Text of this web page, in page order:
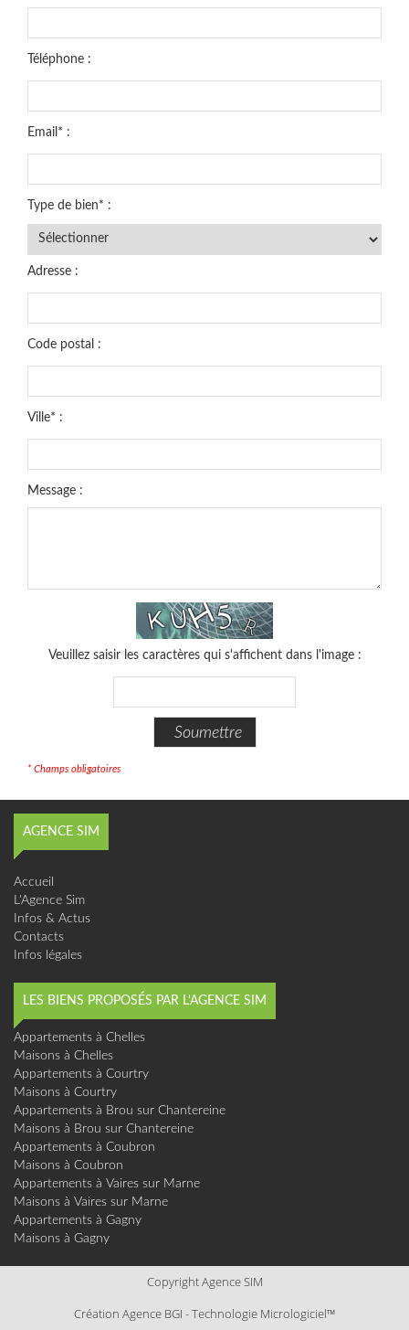
Téléphone :
Email* :
Type de bien* :
Adresse :
Code postal :
Ville* :
Message :
Veuillez saisir les caractères qui s'affichent dans l'image :
* Champs obligatoires
AGENCE SIM
Accueil
L'Agence Sim
Infos & Actus
Contacts
Infos légales
LES BIENS PROPOSÉS PAR L'AGENCE SIM
Appartements à Chelles
Maisons à Chelles
Appartements à Courtry
Maisons à Courtry
Appartements à Brou sur Chantereine
Maisons à Brou sur Chantereine
Appartements à Coubron
Maisons à Coubron
Appartements à Vaires sur Marne
Maisons à Vaires sur Marne
Appartements à Gagny
Maisons à Gagny
Copyright Agence SIM
Création Agence BGI -Technologie Micrologiciel™